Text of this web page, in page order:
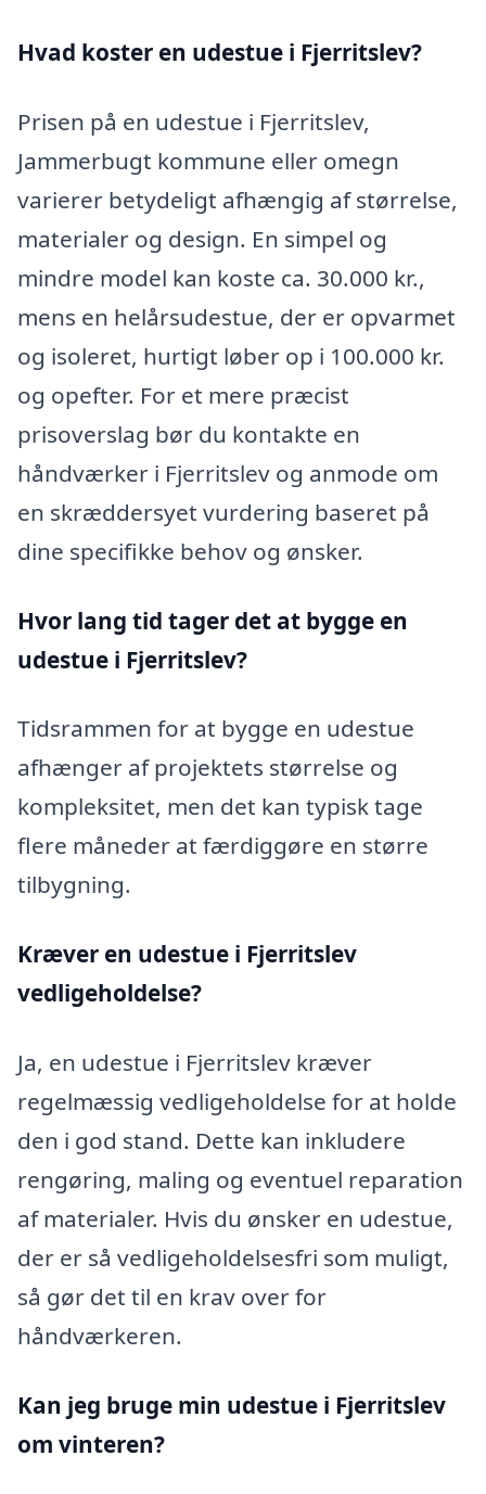
Hvad koster en udestue i Fjerritslev?
Prisen på en udestue i Fjerritslev,
Jammerbugt kommune eller omegn
varierer betydeligt afhængig af størrelse,
materialer og design. En simpel og
mindre model kan koste ca. 30.000 kr.,
mens en helårsudestue, der er opvarmet
og isoleret, hurtigt løber op i 100.000 kr.
og opefter. For et mere præcist
prisoverslag bør du kontakte en
håndværker i Fjerritslev og anmode om
en skræddersyet vurdering baseret på
dine specifikke behov og ønsker.
Hvor lang tid tager det at bygge en
udestue i Fjerritslev?
Tidsrammen for at bygge en udestue
afhænger af projektets størrelse og
kompleksitet, men det kan typisk tage
flere måneder at færdiggøre en større
tilbygning.
Kræver en udestue i Fjerritslev
vedligeholdelse?
Ja, en udestue i Fjerritslev kræver
regelmæssig vedligeholdelse for at holde
den i god stand. Dette kan inkludere
rengøring, maling og eventuel reparation
af materialer. Hvis du ønsker en udestue,
der er så vedligeholdelsesfri som muligt,
så gør det til en krav over for
håndværkeren.
Kan jeg bruge min udestue i Fjerritslev
om vinteren?